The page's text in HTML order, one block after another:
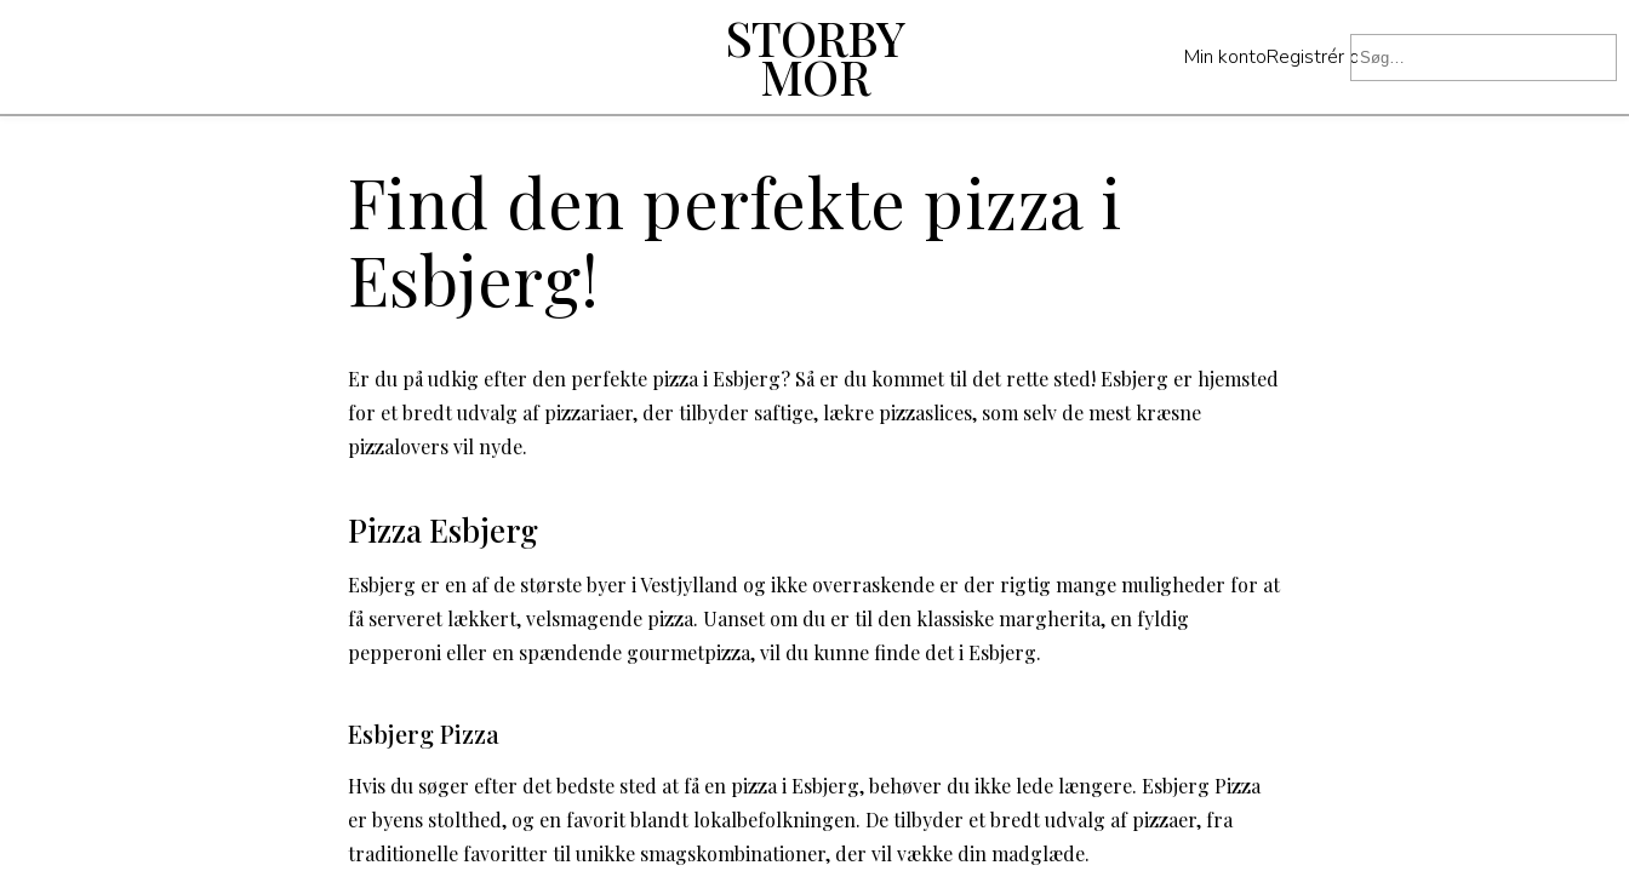
STORBY
MOR Min kontoRegistrér dig
Find den perfekte pizza i
Esbjerg!
Er du på udkig efter den perfekte pizza i Esbjerg? Så er du kommet til det rette sted! Esbjerg er hjemsted
for et bredt udvalg af pizzariaer, der tilbyder saftige, lækre pizzaslices, som selv de mest kræsne
pizzalovers vil nyde.
Pizza Esbjerg
Esbjerg er en af de største byer i Vestjylland og ikke overraskende er der rigtig mange muligheder for at
få serveret lækkert, velsmagende pizza. Uanset om du er til den klassiske margherita, en fyldig
pepperoni eller en spændende gourmetpizza, vil du kunne finde det i Esbjerg.
Esbjerg Pizza
Hvis du søger efter det bedste sted at få en pizza i Esbjerg, behøver du ikke lede længere. Esbjerg Pizza
er byens stolthed, og en favorit blandt lokalbefolkningen. De tilbyder et bredt udvalg af pizzaer, fra
traditionelle favoritter til unikke smagskombinationer, der vil vække din madglæde.